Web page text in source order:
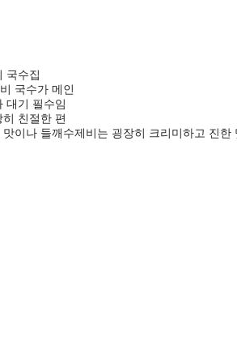
국수집
국수가 메인
대기 필수임
친절한 편
이나 들깨수제비는 굉장히 크리미하고 진한